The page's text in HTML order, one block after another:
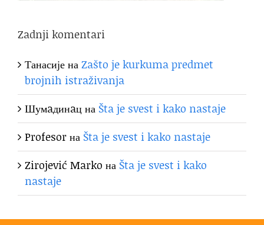
Zadnji komentari
ТанасијенаZašto je kurkuma predmet
brojnih istraživanja
Шумaдинaцна Šta je svest i kako nastaje
Profesorна Šta je svest i kako nastaje
Zirojević Marko на Šta je svest i kako
nastaje